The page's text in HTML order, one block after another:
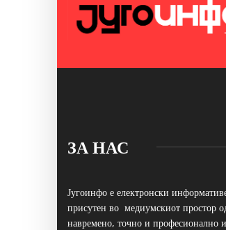
ЗА НАС
Југоинфо е електронски
присутен во медиумскиот простор
навремено, точно и професионално